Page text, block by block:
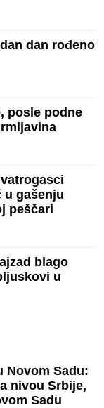
dan rođeno
posle podne
u gašenju
peščari
blago
u
Novom Sadu:
nivou Srbije,
Sadu